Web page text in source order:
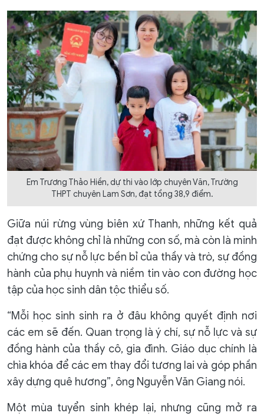
Em Trương Thảo Hiền, dự thi vào lớp chuyên Văn, Trường
THPT chuyên Lam Sơn, đạt tổng 38,9 điểm.
Giữa núi rừng vùng biên xứ Thanh, những kết quả
đạt được không chỉ là những con số, mà còn là minh
chứng cho sự nỗ lực bền bỉ của thầy và trò, sự đồng
hành của phụ huynh và niềm tin vào con đường học
tập của học sinh dân tộc thiểu số.
“Mỗi học sinh sinh ra ở đâu không quyết định nơi
các em sẽ đến. Quan trọng là ý chí, sự nỗ lực và sự
đồng hành của thầy cô, gia đình. Giáo dục chính là
chìa khóa để các em thay đổi tương lai và góp phần
xây dựng quê hương”, ông Nguyễn Văn Giang nói.
Một mùa tuyển sinh khép lại, nhưng cũng mở ra